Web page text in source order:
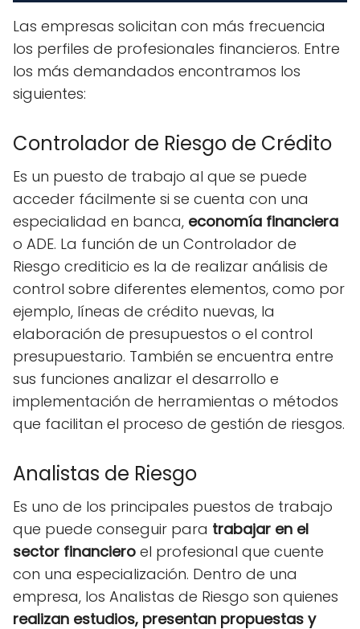
Las empresas solicitan con más frecuencia
los perfiles de profesionales financieros. Entre
los más demandados encontramos los
siguientes:
Controlador de Riesgo de Crédito
Es un puesto de trabajo al que se puede
acceder fácilmente si se cuenta con una
especialidad en banca, economía financiera
o ADE. La función de un Controlador de
Riesgo crediticio es la de realizar análisis de
control sobre diferentes elementos, como por
ejemplo, líneas de crédito nuevas, la
elaboración de presupuestos o el control
presupuestario. También se encuentra entre
sus funciones analizar el desarrollo e
implementación de herramientas o métodos
que facilitan el proceso de gestión de riesgos.
Analistas de Riesgo
Es uno de los principales puestos de trabajo
que puede conseguir para trabajar en el
sector financiero el profesional que cuente
con una especialización. Dentro de una
empresa, los Analistas de Riesgo son quienes
realizan estudios, presentan propuestas y